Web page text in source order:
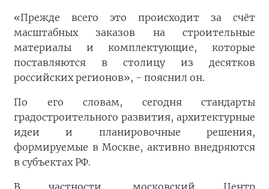
«Прежде всего это происходит за счёт
масштабных заказов на строительные
материалы и комплектующие, которые
поставляются в столицу из десятков
российских регионов», - пояснил он.
По его словам, сегодня стандарты
градостроительного развития, архитектурные
идеи и планировочные решения,
формируемые в Москве, активно внедряются
в субъектах РФ.